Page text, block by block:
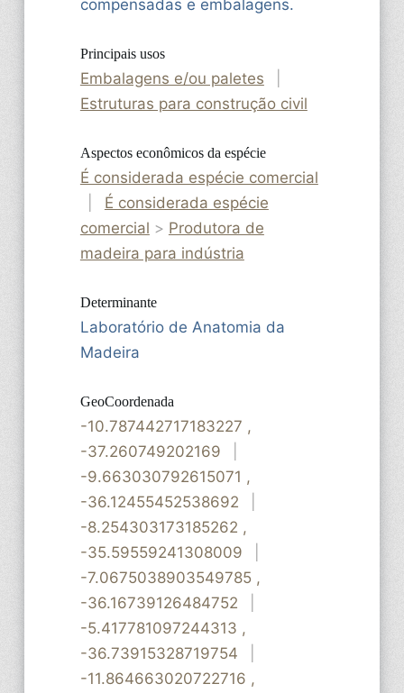
compensadas e embalagens.
Principais usos
Embalagens e/ou paletes
Estruturas para construção civil
Aspectos econômicos da espécie
É considerada espécie comercial
É considerada espécie
comercial > Produtora de
madeira para indústria
Determinante
Laboratório de Anatomia da
Madeira
GeoCoordenada
-10.787442717183227 ,
-37.260749202169
-9.663030792615071 ,
-36.12455452538692
-8.254303173185262 ,
-35.59559241308009
-7.0675038903549785 ,
-36.16739126484752
-5.417781097244313 ,
-36.73915328719754
-11.864663020722716 ,